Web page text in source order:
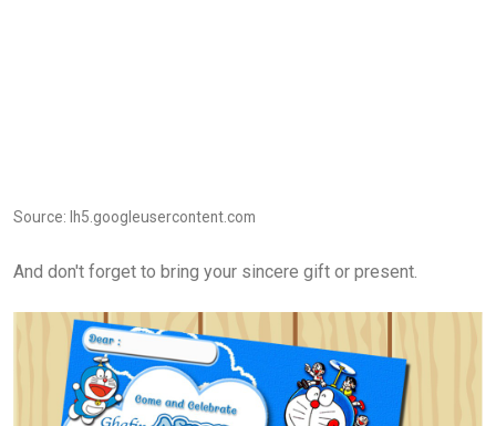
Source: lh5.googleusercontent.com
And don't forget to bring your sincere gift or present.